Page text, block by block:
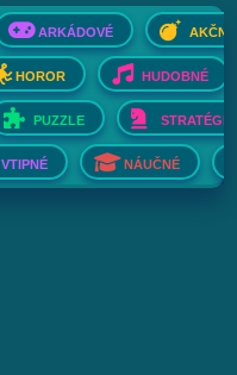
ARKÁDOVÉ AKČNÉ
HOROR HUDOBNÉ
PUZZLE STRATÉGIE
VTIPNÉ NÁUČNÉ